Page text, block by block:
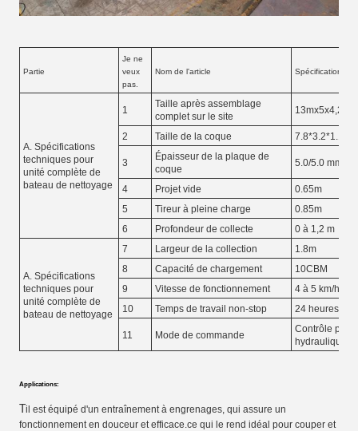
Partie
Je ne
veux
pas.
Nom de l'article Spécification
A. Spécifications
techniques pour
unité complète de
bateau de nettoyage
1
Taille après assemblage
complet sur le site
13mx5x4,2 m
2 Taille de la coque 7.8*3.2*1.1m
3
Épaisseur de la plaque de
coque
5.0/5.0 mm
4 Projet vide
0.65m
5
Tireur à pleine charge
0.85m
6
Profondeur de collecte 0 à 1,2 m
A. Spécifications
techniques pour
unité complète de
bateau de nettoyage
7 Largeur de la collection
1.8m
8
Capacité de chargement
10CBM
9
Vitesse de fonctionnement
4 à 5 km/h
10
Temps de travail non-stop 24 heures
11 Mode de commande
Contrôle
hydraulique
Applications:
Til est équipé d'un entraînement à engrenages, qui assure un
fonctionnement en douceur et efficace.ce qui le rend idéal pour couper et